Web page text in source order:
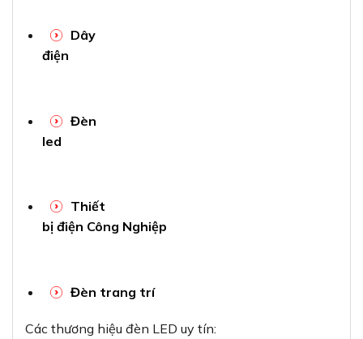
Dây
điện
Đèn
led
Thiết
bị điện Công Nghiệp
Đèn trang trí
Các thương hiệu đèn LED uy tín: